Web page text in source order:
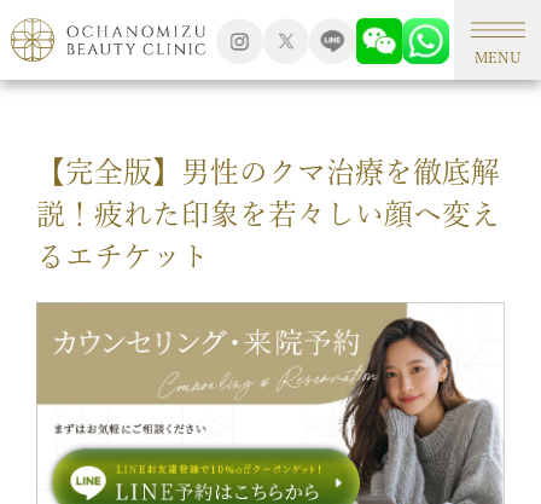
MENU
TOP 形成外科手術
【完全版】男性のクマ治療を徹底解
説！疲れた印象を若々しい顔へ変え
るエチケット